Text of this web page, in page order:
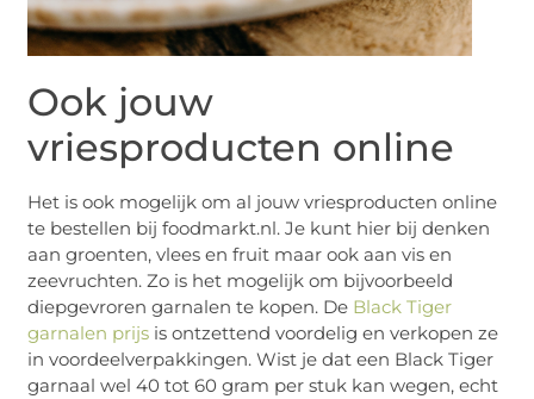
Ook jouw
vriesproducten online
Het is ook mogelijk om al jouw vriesproducten online
te bestellen bij foodmarkt.nl. Je kunt hier bij denken
aan groenten, vlees en fruit maar ook aan vis en
zeevruchten. Zo is het mogelijk om bijvoorbeeld
diepgevroren garnalen te kopen. De Black Tiger
garnalen prijs is ontzettend voordelig en verkopen ze
in voordeelverpakkingen. Wist je dat een Black Tiger
garnaal wel 40 tot 60 gram per stuk kan wegen, echt